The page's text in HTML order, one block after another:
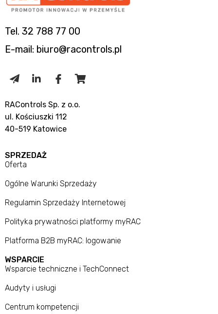
Tel. 32 788 77 00
E-mail: biuro@racontrols.pl
RAControls Sp. z o.o.
ul. Kościuszki 112
40-519 Katowice
SPRZEDAŻ
Oferta
Ogólne Warunki Sprzedaży
Regulamin Sprzedaży Internetowej
Polityka prywatności platformy myRAC
Platforma B2B myRAC: logowanie
WSPARCIE
Wsparcie techniczne i TechConnect
Audyty i usługi
Centrum kompetencji